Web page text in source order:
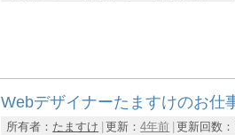
Webデザイナーたますけのお仕
所有者： たますけ 更新：4年前 更新回数：